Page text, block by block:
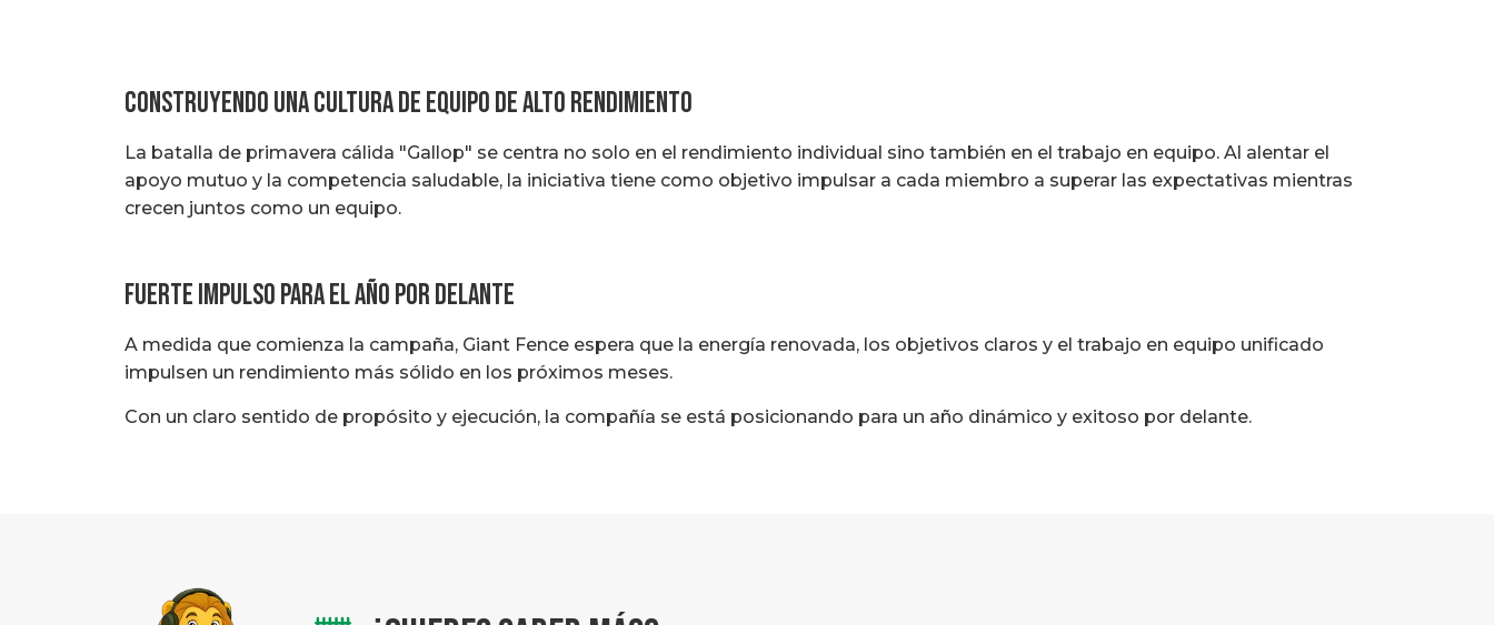
Construyendo una cultura de equipo de alto rendimiento
La batalla de primavera cálida "Gallop" se centra no solo en el rendimiento individual sino también en el trabajo en equipo. Al alentar el
apoyo mutuo y la competencia saludable, la iniciativa tiene como objetivo impulsar a cada miembro a superar las expectativas mientras
crecen juntos como un equipo.
Fuerte impulso para el año por delante
A medida que comienza la campaña, Giant Fence espera que la energía renovada, los objetivos claros y el trabajo en equipo unificado
impulsen un rendimiento más sólido en los próximos meses.
Con un claro sentido de propósito y ejecución, la compañía se está posicionando para un año dinámico y exitoso por delante.